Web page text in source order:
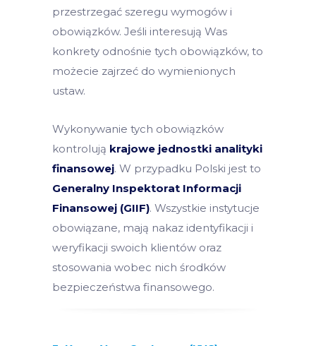
przestrzegać szeregu wymogów i
obowiązków. Jeśli interesują Was
konkrety odnośnie tych obowiązków, to
możecie zajrzeć do wymienionych
ustaw.
Wykonywanie tych obowiązków
kontrolują krajowe jednostki analityki
finansowej. W przypadku Polski jest to
Generalny Inspektorat Informacji
Finansowej (GIIF). Wszystkie instytucje
obowiązane, mają nakaz identyfikacji i
weryfikacji swoich klientów oraz
stosowania wobec nich środków
bezpieczeństwa finansowego.